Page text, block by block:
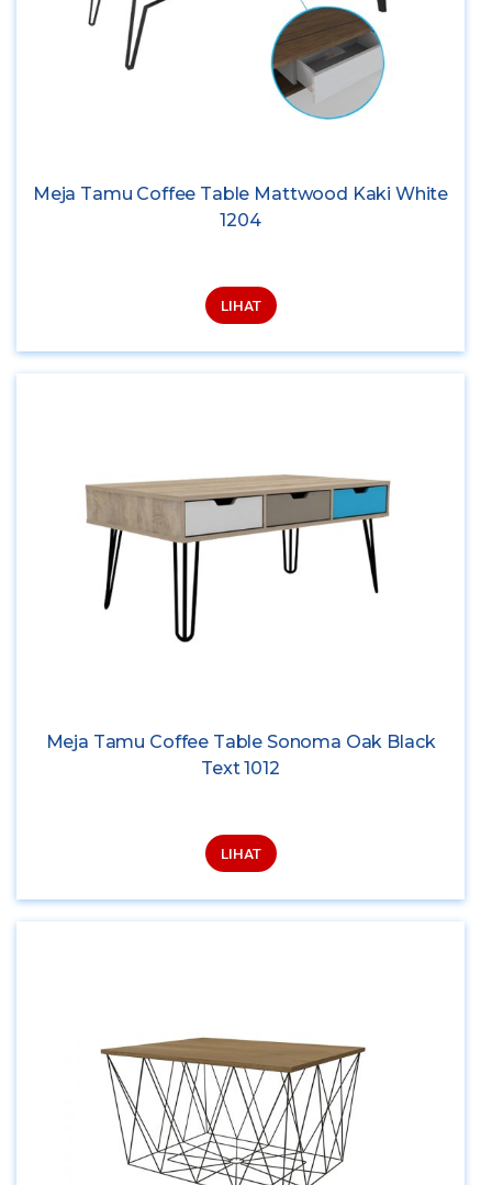
Meja Tamu Coffee Table Mattwood Kaki White
1204
LIHAT
Meja Tamu Coffee Table Sonoma Oak Black
Text 1012
LIHAT